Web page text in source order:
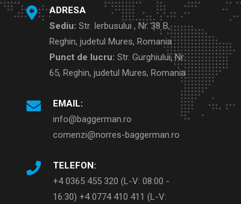
ADRESA
Sediu: Str. Ierbusului , Nr. 38 B,
Reghin, judetul Mures, Romania
Punct de lucru: Str. Gurghiului, Nr.
65, Reghin, judetul Mures, Romania
EMAIL:
info@baggerman.ro
comenzi@norres-baggerman.ro
TELEFON:
+4 0365 455 320 (L-V: 08:00 -
16:30) +4 0774 410 411 (L-V: